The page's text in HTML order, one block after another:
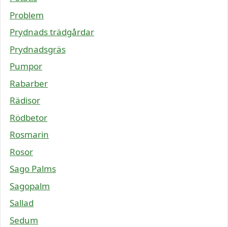
Problem
Prydnads trädgårdar
Prydnadsgräs
Pumpor
Rabarber
Rädisor
Rödbetor
Rosmarin
Rosor
Sago Palms
Sagopalm
Sallad
Sedum